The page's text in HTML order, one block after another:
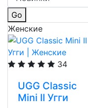
Go
Женские
34
UGG Classic
Mini II Угги